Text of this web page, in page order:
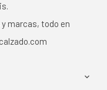
marcas, todo en
